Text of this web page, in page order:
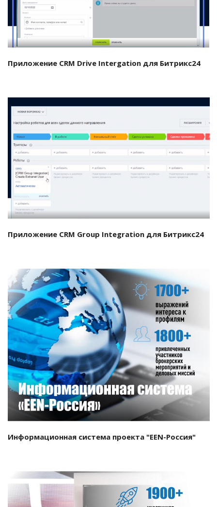
Приложение CRM Drive Intergation для Битрикс24
Смотреть проект
Приложение CRM Group Integration для Битрикс24
Смотреть проект
Информационная система проекта "EEN-Россия"